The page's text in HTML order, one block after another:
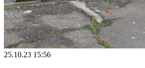
25.10.23 15:56